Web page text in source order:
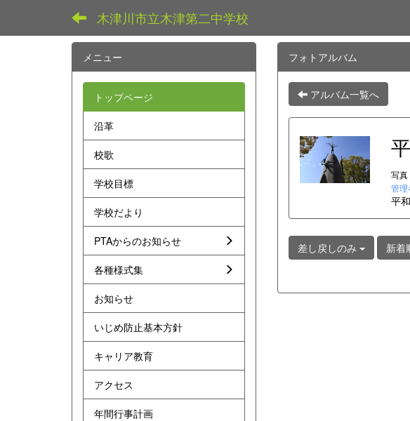
木津川市立木津第二中学校
フォトアルバム
アルバム一覧へ
写
管理
平
差し戻しのみ 新着
メニュー
トップページ
沿革
校歌
学校目標
学校だより
PTAからのお知らせ
各種様式集
お知らせ
いじめ防止基本方針
キャリア教育
アクセス
年間行事計画